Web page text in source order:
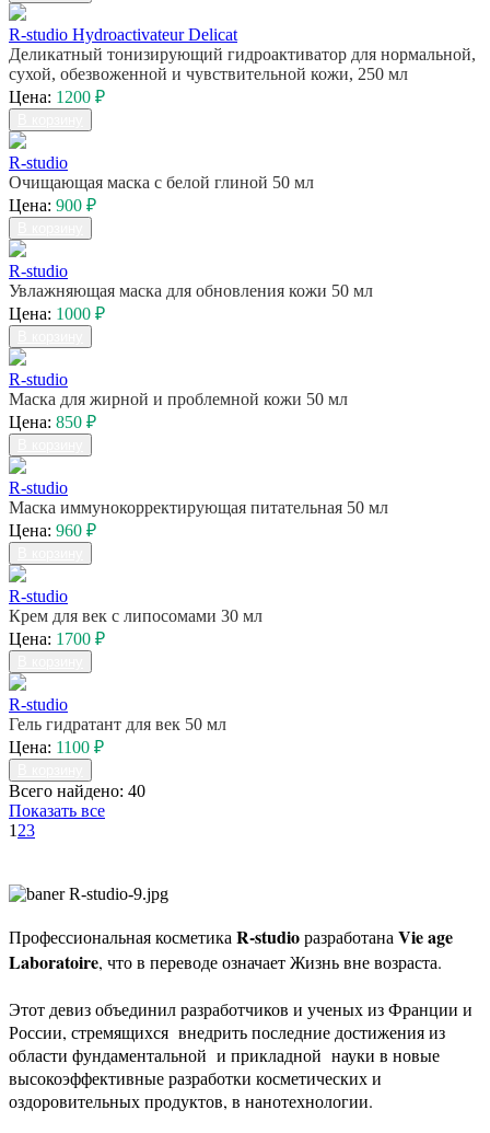
R-studiо Hydroactivateur Delicat
Деликатный тонизирующий гидроактиватор для нормальной,
сухой, обезвоженной и чувствительной кожи, 250 мл
Цена: 1200 ₽
R-studio
Очищающая маска с белой глиной 50 мл
Цена: 900 ₽
R-studio
Увлажняющая маска для обновления кожи 50 мл
Цена: 1000 ₽
R-studio
Маска для жирной и проблемной кожи 50 мл
Цена: 850 ₽
R-studio
Маска иммунокорректирующая питательная 50 мл
Цена: 960 ₽
R-studio
Крем для век с липосомами 30 мл
Цена: 1700 ₽
R-studio
Гель гидратант для век 50 мл
Цена: 1100 ₽
Всего найдено: 40
Показать все
1 23
Профессиональная косметика R-studioразработана Vie age
Laboratoire, что в переводе означает Жизнь вне возраста.
Этот девиз объединил разработчиков и ученых из Франции и
России, стремящихся внедрить последние достижения из
области фундаментальной и прикладной науки в новые
высокоэффективные разработки косметических и
оздоровительных продуктов, в нанотехнологии.